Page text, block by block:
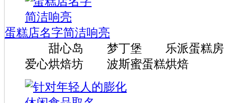
蛋糕店名字简洁响亮
甜心岛 梦丁堡 乐派蛋糕
爱心烘焙坊 波斯蜜蛋糕烘焙